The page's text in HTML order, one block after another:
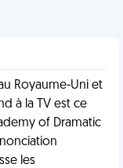
Royaume-Uni et
à la TV est ce
of Dramatic
les